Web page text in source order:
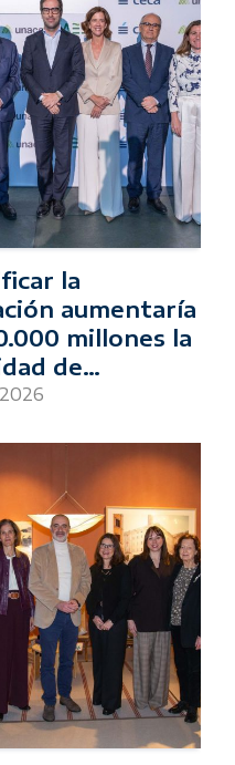
la
aumentaría
millones la
de
del sector